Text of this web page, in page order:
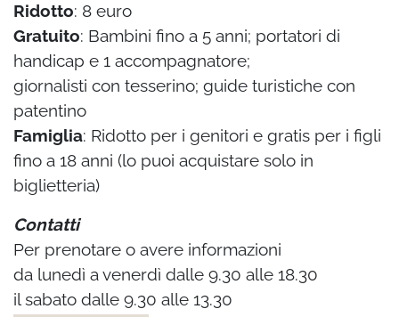
Ridotto: 8 euro
Gratuito: Bambini fino a 5 anni; portatori di
handicap e 1 accompagnatore;
giornalisti con tesserino; guide turistiche con
patentino
Famiglia: Ridotto per i genitori e gratis per i figli
fino a 18 anni (lo puoi acquistare solo in
biglietteria)
Contatti
Per prenotare o avere informazioni
da lunedì a venerdì dalle 9.30 alle 18.30
il sabato dalle 9.30 alle 13.30